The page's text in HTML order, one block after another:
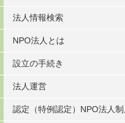
法人情報検索
NPO法人とは
設立の手続き
法人運営
認定（特例認定）NPO法人